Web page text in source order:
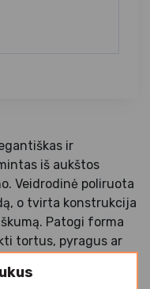
ir
iš aukštos
Veidrodinė poliruota
o tvirta konstrukcija
Patogi forma
tortus, pyragus ar
profesionaliam